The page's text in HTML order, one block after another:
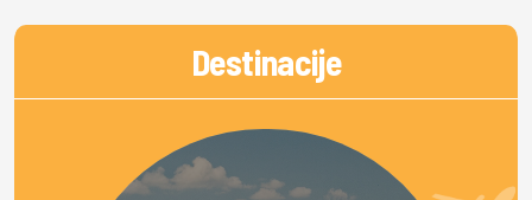
Destinacije